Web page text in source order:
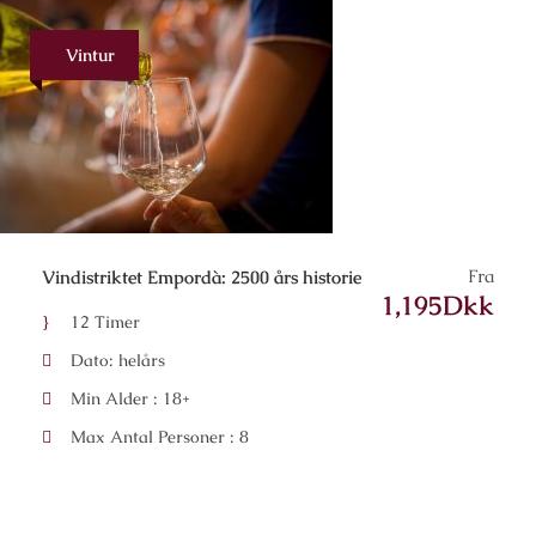
Vintur
Vindistriktet Empordà: 2500 års historie Fra
1,195Dkk
12 Timer
Dato: helårs
Min Alder : 18+
Max Antal Personer : 8